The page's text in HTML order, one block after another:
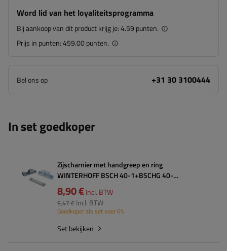
Word lid van het loyaliteitsprogramma
Bij aankoop van dit product krijg je:4.59 punten.
Prijs in punten:459.00 punten.
Bel ons op +31 30 3100444
In set goedkoper
Zijscharnier met handgreep en ring
WINTERHOFF BSCH 40-1+BSCHG 40-
A+BSCHG 40-A complete aanhangerzijmontage
8,90 €Incl. BTW
9,47 € Incl. BTW
Goedkoper als set voor 6%
Set bekijken